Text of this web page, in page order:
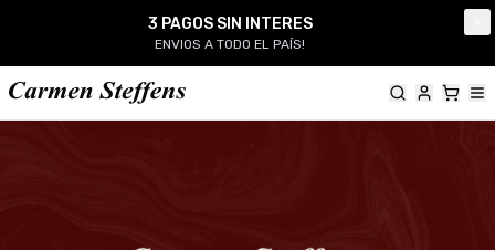
3 PAGOS SIN INTERES
ENVIOS A TODO EL PAÍS!